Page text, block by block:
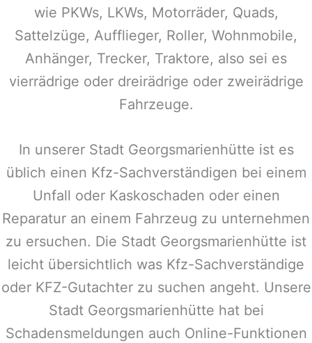
wie PKWs, LKWs, Motorräder, Quads,
Sattelzüge, Aufflieger, Roller, Wohnmobile,
Anhänger, Trecker, Traktore, also sei es
vierrädrige oder dreirädrige oder zweirädrige
Fahrzeuge.
In unserer Stadt Georgsmarienhütte ist es
üblich einen Kfz-Sachverständigen bei einem
Unfall oder Kaskoschaden oder einen
Reparatur an einem Fahrzeug zu unternehmen
zu ersuchen. Die Stadt Georgsmarienhütte ist
leicht übersichtlich was Kfz-Sachverständige
oder KFZ-Gutachter zu suchen angeht. Unsere
Stadt Georgsmarienhütte hat bei
Schadensmeldungen auch Online-Funktionen